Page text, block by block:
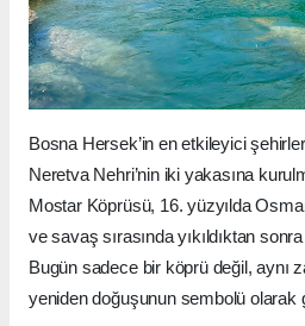
Bosna Hersek’in en etkileyici
Neretva Nehri’nin iki yakasına
Mostar Köprüsü, 16. yüzyılda
ve savaş sırasında yıkıldıktan
Bugün sadece bir köprü değil, aynı
yeniden doğuşunun sembolü olarak